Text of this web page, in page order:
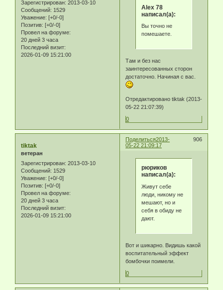
Зарегистрирован: 2013-03-10
Сообщений: 1529
Уважение: [+0/-0]
Позитив: [+0/-0]
Провел на форуме:
20 дней 3 часа
Последний визит:
2026-01-09 15:21:00
Alex 78
написал(а):
Вы точно не
помешаете.
Там и без нас
заинтересованных сторон
достаточно. Начиная с вас.
Отредактировано tiktak (2013-
05-22 21:07:39)
0
Поделиться 906
2013-
05-22 21:09:17
tiktak
ветеран
Зарегистрирован: 2013-03-10
Сообщений: 1529
Уважение: [+0/-0]
Позитив: [+0/-0]
Провел на форуме:
20 дней 3 часа
Последний визит:
2026-01-09 15:21:00
рюриков
написал(а):
Живут себе
люди, никому не
мешают, но и
себя в обиду не
дают.
Вот и шикарно. Видишь какой
воспитательный эффект
бомбочки поимели.
0